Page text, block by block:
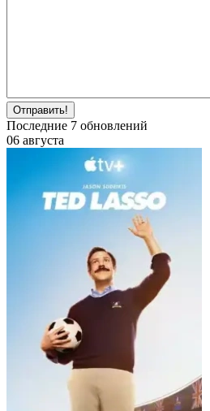
Отправить!
Последние 7 обновлений
06 августа